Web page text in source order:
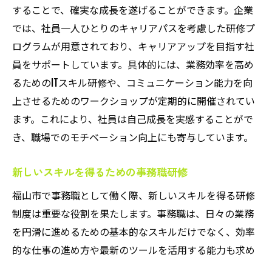
することで、確実な成長を遂げることができます。企業
では、社員一人ひとりのキャリアパスを考慮した研修プ
ログラムが用意されており、キャリアアップを目指す社
員をサポートしています。具体的には、業務効率を高め
るためのITスキル研修や、コミュニケーション能力を向
上させるためのワークショップが定期的に開催されてい
ます。これにより、社員は自己成長を実感することがで
き、職場でのモチベーション向上にも寄与しています。
新しいスキルを得るための事務職研修
福山市で事務職として働く際、新しいスキルを得る研修
制度は重要な役割を果たします。事務職は、日々の業務
を円滑に進めるための基本的なスキルだけでなく、効率
的な仕事の進め方や最新のツールを活用する能力も求め